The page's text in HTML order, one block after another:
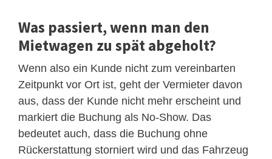
Was passiert, wenn man den
Mietwagen zu spät abgeholt?
Wenn also ein Kunde nicht zum vereinbarten
Zeitpunkt vor Ort ist, geht der Vermieter davon
aus, dass der Kunde nicht mehr erscheint und
markiert die Buchung als No-Show. Das
bedeutet auch, dass die Buchung ohne
Rückerstattung storniert wird und das Fahrzeug